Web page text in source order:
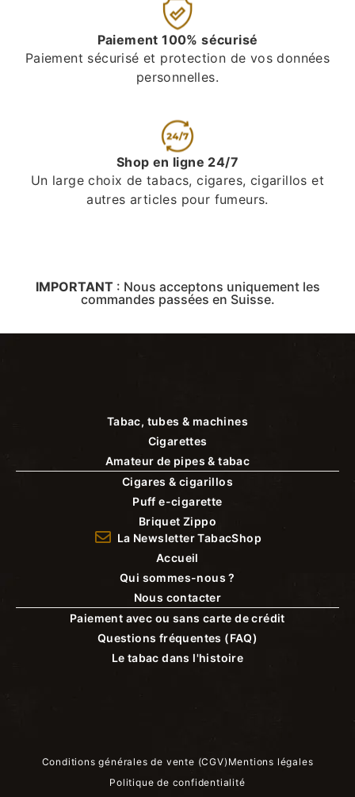
Paiement 100% sécurisé
Paiement sécurisé et protection de vos données
personnelles.
Shop en ligne 24/7
Un large choix de tabacs, cigares, cigarillos et
autres articles pour fumeurs.
IMPORTANT : Nous acceptons uniquement les
commandes passées en Suisse.
Tabac, tubes & machines
Cigarettes
Amateur de pipes & tabac
Cigares & cigarillos
Puff e-cigarette
Briquet Zippo
La Newsletter TabacShop
Accueil
Qui sommes-nous ?
Nous contacter
Paiement avec ou sans carte de crédit
Questions fréquentes (FAQ)
Le tabac dans l'histoire
Conditions générales de vente (CGV) Mentions légales
Politique de confidentialité